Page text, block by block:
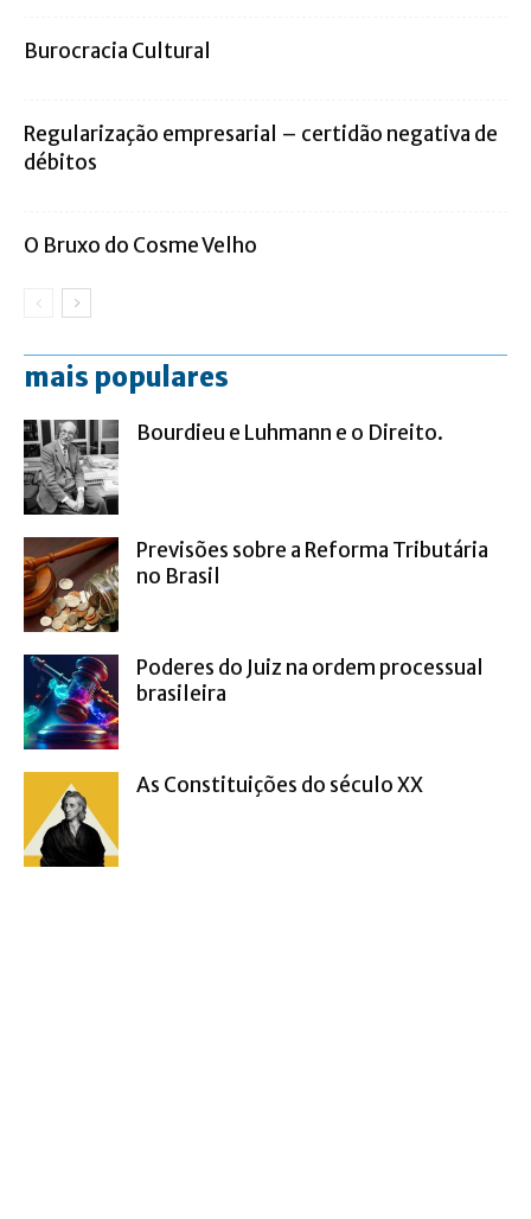
Burocracia Cultural
Regularização empresarial – certidão negativa de
débitos
O Bruxo do Cosme Velho
mais populares
Bourdieu e Luhmann e o Direito.
Previsões sobre a Reforma Tributária
no Brasil
Poderes do Juiz na ordem processual
brasileira
As Constituições do século XX